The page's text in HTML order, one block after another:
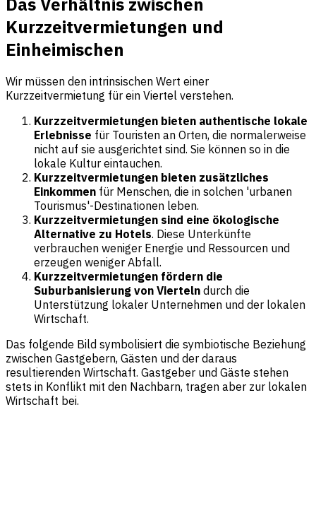
Kurzzeitvermietungen und
Einheimischen
Wir müssen den intrinsischen Wert einer
Kurzzeitvermietung für ein Viertel verstehen.
Kurzzeitvermietungen bieten authentische lokale
Erlebnisse für Touristen an Orten, die normalerweise
nicht auf sie ausgerichtet sind. Sie können so in die
lokale Kultur eintauchen.
Kurzzeitvermietungen bieten zusätzliches
Einkommen für Menschen, die in solchen 'urbanen
Tourismus'-Destinationen leben.
Kurzzeitvermietungen sind eine ökologische
Alternative zu Hotels. Diese Unterkünfte
verbrauchen weniger Energie und Ressourcen und
erzeugen weniger Abfall.
Kurzzeitvermietungen fördern die
Suburbanisierung von Vierteln durch die
Unterstützung lokaler Unternehmen und der lokalen
Wirtschaft.
Das folgende Bild symbolisiert die symbiotische Beziehung
zwischen Gastgebern, Gästen und der daraus
resultierenden Wirtschaft. Gastgeber und Gäste stehen
stets in Konflikt mit den Nachbarn, tragen aber zur lokalen
Wirtschaft bei.